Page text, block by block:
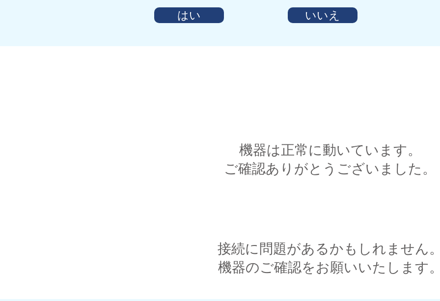
はい いいえ
機器は正常に動いています。
​ご確認ありがとうございました。
接続に問題があるかもしれません
機器のご確認をお願いいたします